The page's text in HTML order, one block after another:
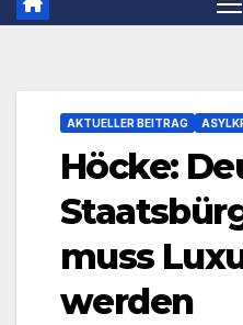
AKTUELLER BEITRAG
Höcke:
muss
werden